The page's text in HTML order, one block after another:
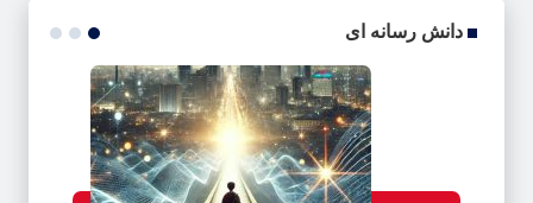
دانش رسانه ای